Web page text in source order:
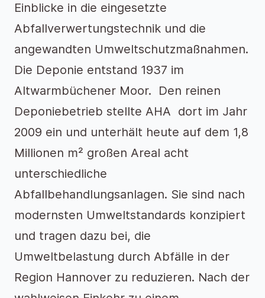
Einblicke in die eingesetzte
Abfallverwertungstechnik und die
angewandten Umweltschutzmaßnahmen.
Die Deponie entstand 1937 im
Altwarmbüchener Moor. Den reinen
Deponiebetrieb stellte AHA dort im Jahr
2009 ein und unterhält heute auf dem 1,8
Millionen m² großen Areal acht
unterschiedliche
Abfallbehandlungsanlagen. Sie sind nach
modernsten Umweltstandards konzipiert
und tragen dazu bei, die
Umweltbelastung durch Abfälle in der
Region Hannover zu reduzieren. Nach der